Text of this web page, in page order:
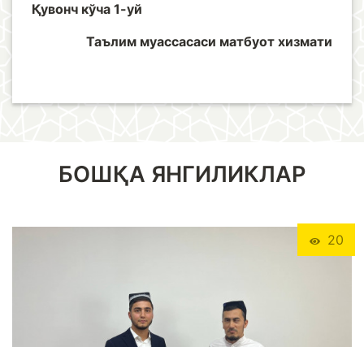
Қувонч кўча 1-уй
Таълим муассасаси матбуот хизмати
БОШҚА ЯНГИЛИКЛАР
20